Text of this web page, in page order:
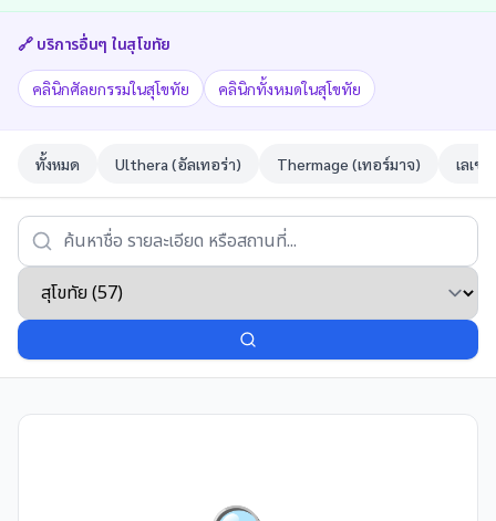
🔗 บริการอื่นๆ ในสุโขทัย
คลินิกศัลยกรรมในสุโขทัย คลินิกทั้งหมดในสุโขทัย
ทั้งหมด Ulthera (อัลเทอร่า) Thermage (เทอร์มาจ) เลเซ